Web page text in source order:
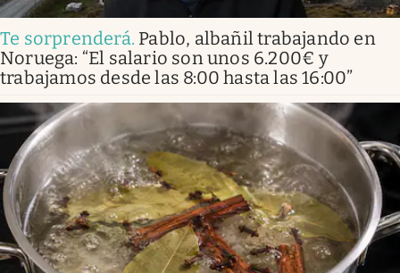
Te sorprenderá. Pablo, albañil trabajando en
Noruega: “El salario son unos 6.200€ y
trabajamos desde las 8:00 hasta las 16:00”